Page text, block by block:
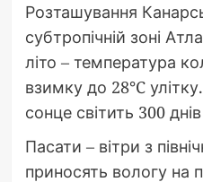
Розташування
субтропічній зоні
літо – температура
взимку до 28°C
сонце світить 300
Пасати – вітри з
приносять вологу на